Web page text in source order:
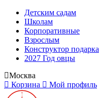
Детским садам
Школам
Корпоративные
Взрослым
Конструктор подарка
2027 Год овцы
Москва
Корзина
Мой профиль